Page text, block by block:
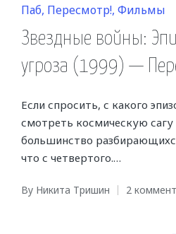
Posted
in
Паб Пересмотр! Фильмы
Звездные войны:
угроза (1999) —
Если спросить, с какого
смотреть космическую
большинство
что с четвертого.…
Posted
By Никита Тришин 2